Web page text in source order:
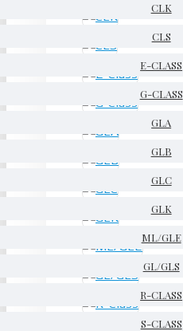
CLK
CLS
E-CLASS
G-CLASS
GLA
GLB
GLC
GLK
ML/GLE
GL/GLS
R-CLASS
S-CLASS